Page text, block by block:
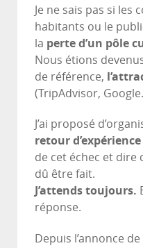
Je ne sais pas si les
habitants ou le
la perte d’un pôle
Nous étions
de référence,
(TripAdvisor,
J’ai proposé
retour d’expérience
de cet échec et dire
dû être fait.
J’attends toujours.
réponse.
Depuis l’annonce